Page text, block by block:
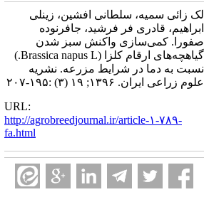
لک زائی سمیه، سلطانی افشین، زینلی
ابراهیم، قادری فر فرشید، جافرنوده
صفورا. کمی‌سازی واکنش سبز شدن
گیاهچه‌های ارقام کلزا (Brassica napus L.)
نسبت به دما در شرایط مزرعه. نشریه
علوم زراعی ایران. ۱۳۹۶; ۱۹ (۳) :۱۹۵-۲۰۷
URL:
http://agrobreedjournal.ir/article-۱-۷۸۹-
fa.html